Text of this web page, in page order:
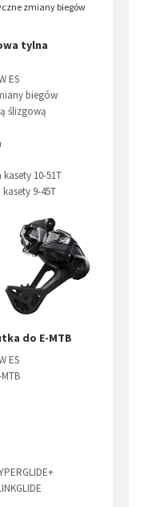
zmiany biegów
tylna
ES
biegów
ślizgową
kasety 10-51T
9-45T
do E-MTB
ES